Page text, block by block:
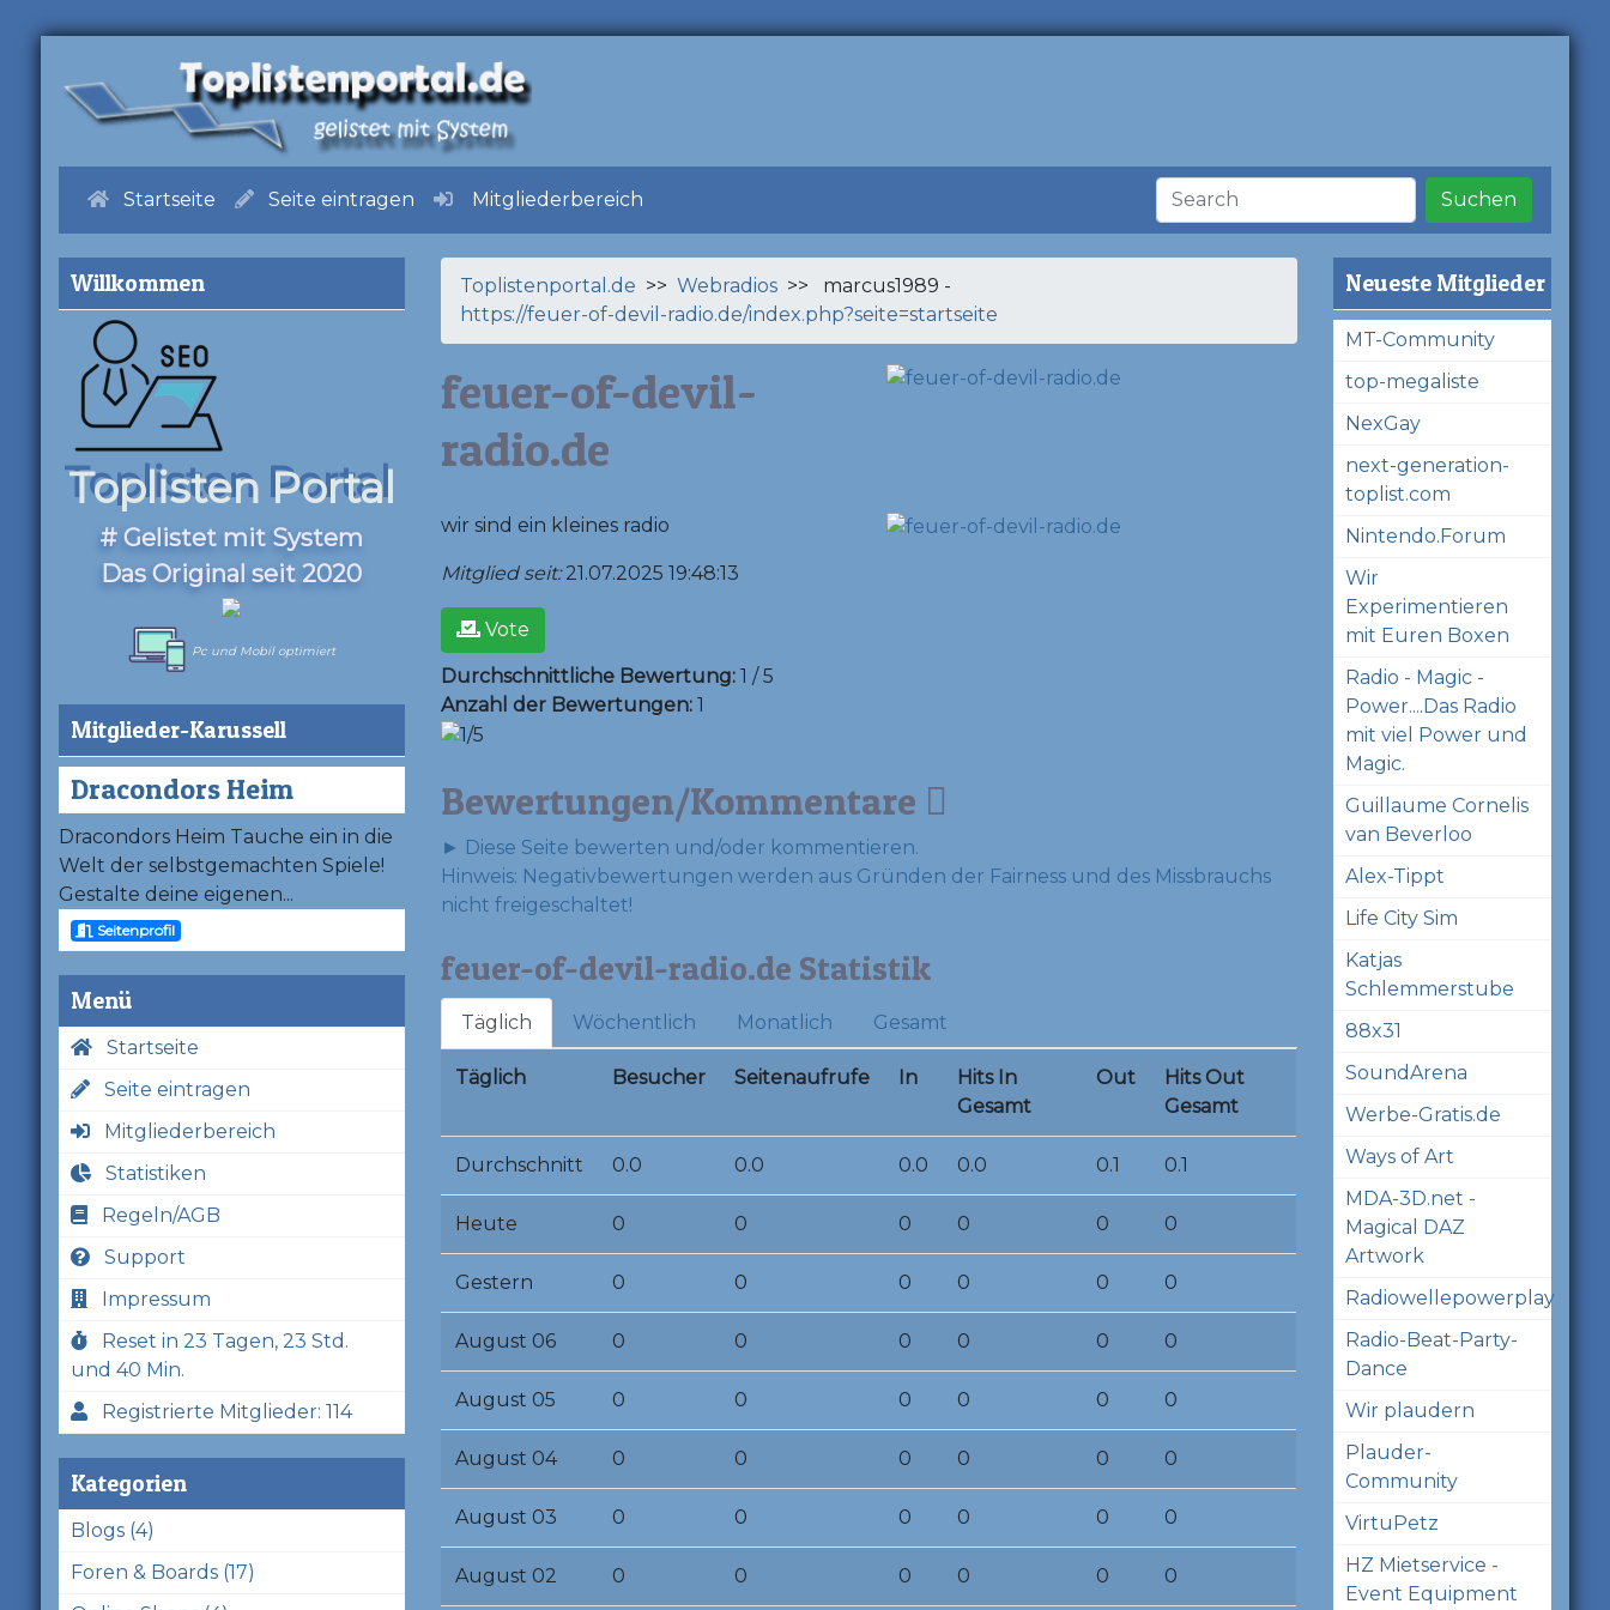
Startseite Seite eintragen Mitgliederbereich Suchen
Willkommen
Toplisten Portal
# Gelistet mit System
Das Original seit 2020
Pc und Mobil optimiert
Mitglieder-Karussell
Dracondors Heim
Dracondors Heim Tauche ein in die
Welt der selbstgemachten Spiele!
Gestalte deine eigenen...
Seitenprofil
Menü
Startseite
Seite eintragen
Mitgliederbereich
Statistiken
Regeln/AGB
Support
Impressum
Reset in 23 Tagen, 23 Std.
und 40 Min.
Registrierte Mitglieder: 114
Kategorien
Blogs (4)
Foren & Boards (17)
Toplistenportal.de >> Webradios>> marcus1989 -
https://feuer-of-devil-radio.de/index.php?seite=startseite
feuer-of-devil-
radio.de
wir sind ein kleines radio
Mitglied seit:21.07.2025 19:48:13
Vote
Durchschnittliche Bewertung:1 / 5
Anzahl der Bewertungen:1
Bewertungen/Kommentare
► Diese Seite bewerten und/oder kommentieren.
Hinweis: Negativbewertungen werden aus Gründen der Fairness und des Missbrauchs
nicht freigeschaltet!
feuer-of-devil-radio.de Statistik
Täglich Wöchentlich Monatlich Gesamt
Täglich Besucher Seitenaufrufe In
Hits In
Gesamt
Out
Hits Out
Gesamt
Durchschnitt 0.0 0.0 0.0 0.0 0.1 0.1
Heute 0 0 0 0 0 0
Gestern 0 0 0 0 0 0
August 06 0 0 0 0 0 0
August 05 0 0 0 0 0 0
August 04 0 0 0 0 0 0
August 03 0 0 0 0 0 0
August 02 0 0 0 0 0 0
Neueste Mitglieder
MT-Community
top-megaliste
NexGay
next-generation-
toplist.com
Nintendo.Forum
Wir
Experimentieren
mit Euren Boxen
Radio - Magic -
Power....Das Radio
mit viel Power und
Magic.
Guillaume Cornelis
van Beverloo
Alex-Tippt
Life City Sim
Katjas
Schlemmerstube
88x31
SoundArena
Werbe-Gratis.de
Ways of Art
MDA-3D.net -
Magical DAZ
Artwork
Radiowellepowerplay
Radio-Beat-Party-
Dance
Wir plaudern
Plauder-
Community
VirtuPetz
HZ Mietservice -
Event Equipment